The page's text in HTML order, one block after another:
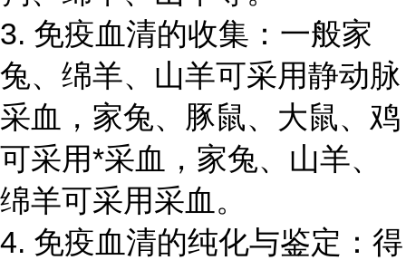
3. 免疫血清的收集：一般家
兔、绵羊、山羊可采用静动脉
采血，家兔、豚鼠、大鼠、鸡
可采用*采血，家兔、山羊、
绵羊可采用采血。
4. 免疫血清的纯化与鉴定：得